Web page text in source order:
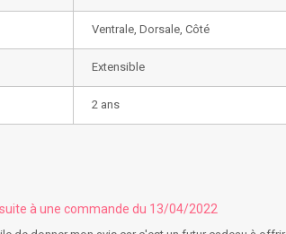
Ventrale, Dorsale, Côté
Extensible
2 ans
à une commande du 13/04/2022